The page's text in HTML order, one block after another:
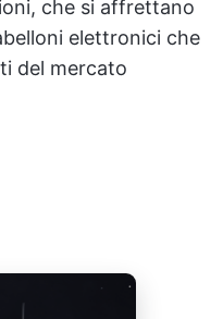
che si affrettano
elettronici che
del mercato